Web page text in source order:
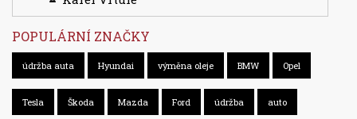
POPULÁRNÍ ZNAČKY
údržba auta Hyundai výměna oleje BMW Opel
Tesla Škoda Mazda Ford údržba auto